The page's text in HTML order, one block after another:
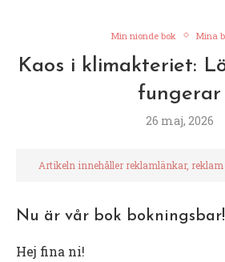
Min nionde bok Mina
Kaos i klimakteriet:
fungerar
26 maj, 2026
Artikeln innehåller reklamlänkar,
Nu är vår bok
Hej fina ni!